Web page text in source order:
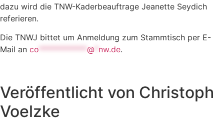
dazu wird die TNW-Kaderbeauftrage Jeanette Seydich
referieren.
Die TNWJ bittet um Anmeldung zum Stammtisch per E-
Mail an co ************ @ nw.de.
Veröffentlicht von Christoph
Voelzke